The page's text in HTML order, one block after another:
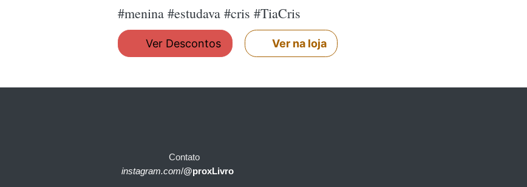
#menina #estudava #cris #TiaCris
Ver Descontos Ver na loja
Contato
instagram.com/@proxLivro